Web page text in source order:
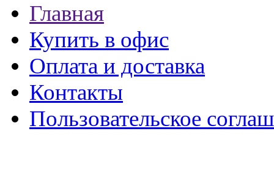
Главная
Купить в офис
Оплата и доставка
Контакты
Пользовательское